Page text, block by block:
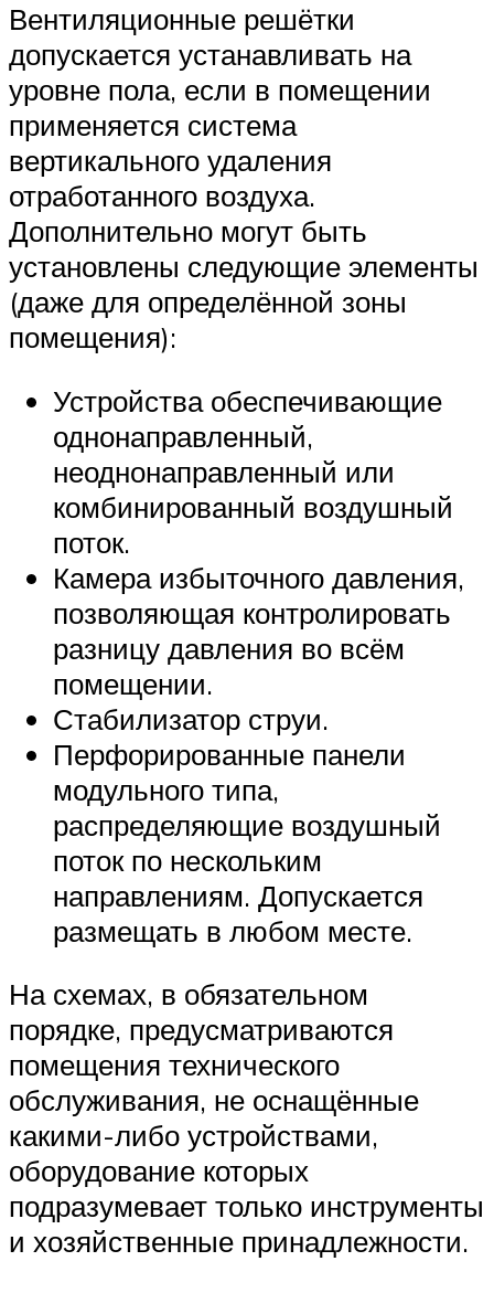
Вентиляционные решётки
допускается устанавливать на
уровне пола, если в помещении
применяется система
вертикального удаления
отработанного воздуха.
Дополнительно могут быть
установлены следующие элементы
(даже для определённой зоны
помещения):
Устройства обеспечивающие
однонаправленный,
неоднонаправленный или
комбинированный воздушный
поток.
Камера избыточного давления,
позволяющая контролировать
разницу давления во всём
помещении.
Стабилизатор струи.
Перфорированные панели
модульного типа,
распределяющие воздушный
поток по нескольким
направлениям. Допускается
размещать в любом месте.
На схемах, в обязательном
порядке, предусматриваются
помещения технического
обслуживания, не оснащённые
какими-либо устройствами,
оборудование которых
подразумевает только инструменты
и хозяйственные принадлежности.